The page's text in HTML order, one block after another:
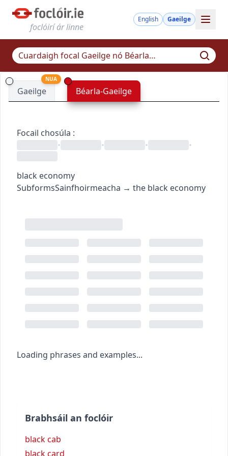
foclóirí ár linne
English Gaeilge
Gaeilge
NUA
Béarla-Gaeilge
Focail chosúla :
•
• • •
black economy
SubformsSainfhoirmeacha → the black economy
Loading phrases and examples...
Brabhsáil an foclóir
black cab
black card